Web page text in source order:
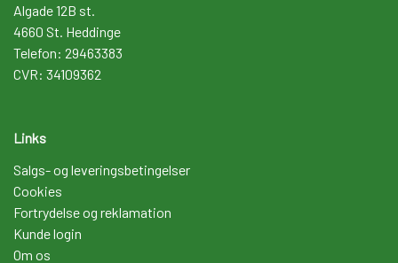
Algade 12B st.
4660 St. Heddinge
Telefon: 29463383
CVR: 34109362
Links
Salgs- og leveringsbetingelser
Cookies
Fortrydelse og reklamation
Kunde login
Om os